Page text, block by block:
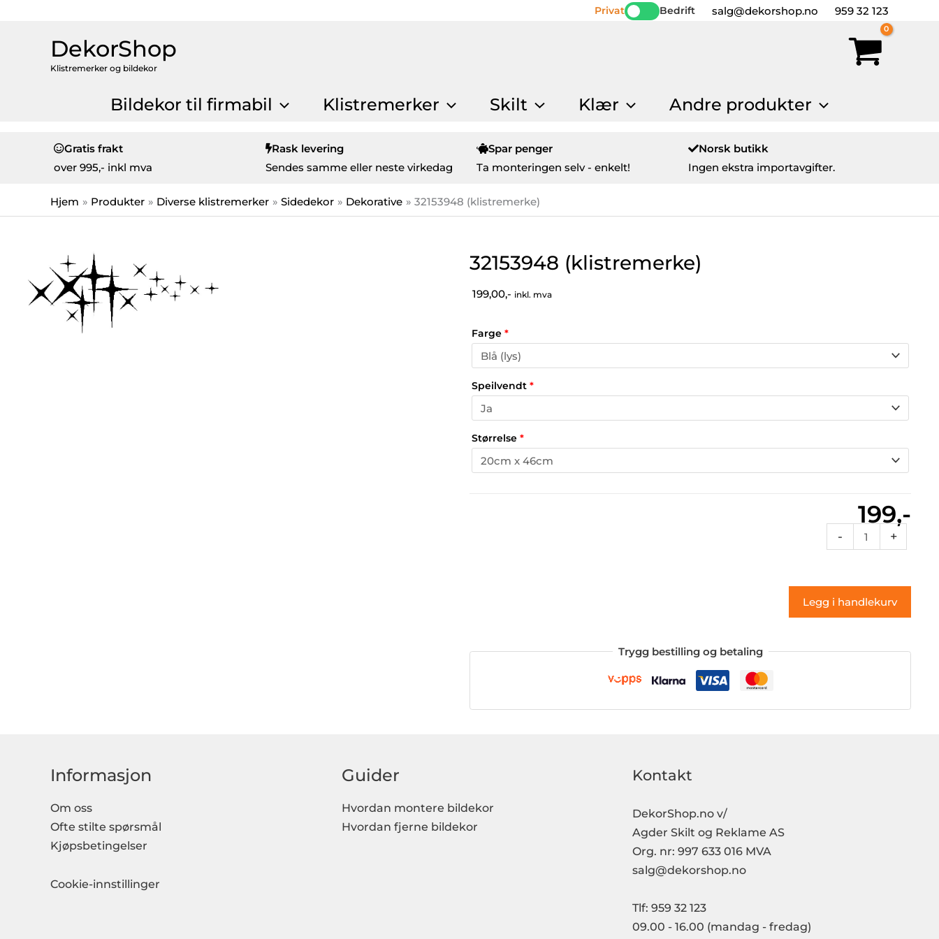
Privat Bedrift salg@dekorshop.no 959 32 123
DekorShop
Klistremerker og bildekor
Bildekor til firmabil Klistremerker Skilt Klær Andre produkter
Gratis frakt
over 995,- inkl mva
Rask levering
Sendes samme eller neste virkedag
Spar penger
Ta monteringen selv - enkelt!
Norsk butikk
Ingen ekstra importavgifter.
Hjem Produkter Diverse klistremerker Sidedekor Dekorative 32153948 (klistremerke)
32153948 (klistremerke)
199,00,- inkl. mva
Farge *
Speilvendt *
Størrelse *
199,-
-
32153948
(klistremerke)
+
Legg i handlekurv
Trygg bestilling og betaling
Informasjon
Om oss
Ofte stilte spørsmål
Kjøpsbetingelser
Cookie-innstillinger
Guider
Hvordan montere bildekor
Hvordan fjerne bildekor
Kontakt
DekorShop.no v/
Agder Skilt og Reklame AS
Org. nr: 997 633 016 MVA
salg@dekorshop.no
Tlf: 959 32 123
09.00 - 16.00 (mandag - fredag)